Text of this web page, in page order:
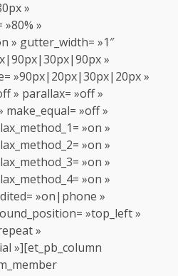
»
»
» gutter_width= »1″
»
»90px|20px|30px|20px »
» parallax= »off »
make_equal= »off »
»on »
»on »
»on »
»on »
»on|phone »
»top_left »
»
»][et_pb_column